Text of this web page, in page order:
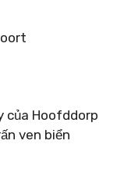
của Hoofddorp
ven biển